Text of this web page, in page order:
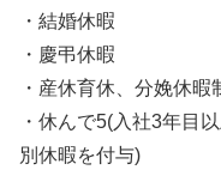
・結婚休暇
・慶弔休暇
・産休育休、分娩休暇
・休んで5(入社3年目
別休暇を付与)